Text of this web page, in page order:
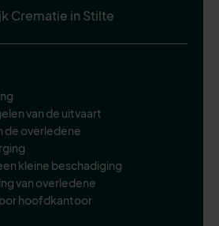
Crematie in Stilte
van de uitvaart
de overledene
kleine beschadiging
van overledene
hoofdkantoor